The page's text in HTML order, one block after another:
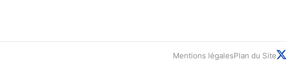
Mentions légalesPlan du Site